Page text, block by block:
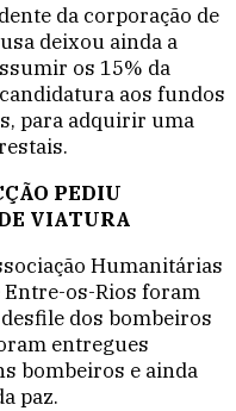
da corporação de
deixou ainda a
os 15% da
aos fundos
para adquirir uma
PEDIU
VIATURA
Humanitárias
os-Rios foram
dos bombeiros
entregues
bombeiros e ainda
paz.